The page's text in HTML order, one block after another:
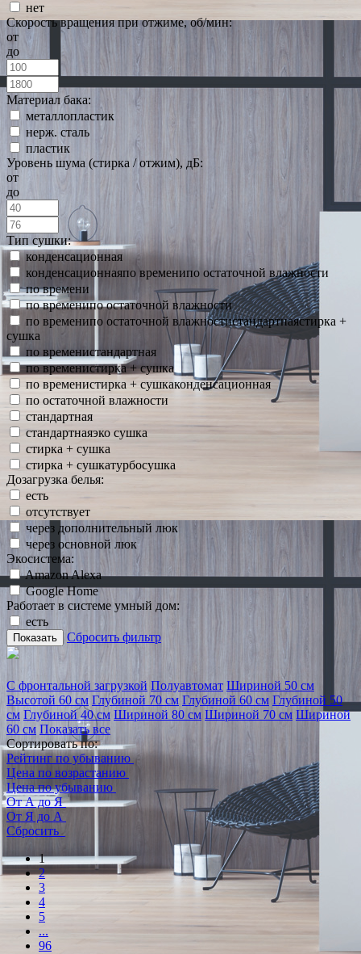
нет
Скорость вращения при отжиме, об/мин:
от
до
Материал бака:
металлопластик
нерж. сталь
пластик
Уровень шума (стирка / отжим), дБ:
от
до
Тип сушки:
конденсационная
конденсационнаяпо временипо остаточной влажности
по времени
по временипо остаточной влажности
по временипо остаточной влажностистандартнаястирка +
сушка
по временистандартная
по временистирка + сушка
по временистирка + сушкаконденсационная
по остаточной влажности
стандартная
стандартнаяэко сушка
стирка + сушка
стирка + сушкатурбосушка
Дозагрузка белья:
есть
отсутствует
через дополнительный люк
через основной люк
Экосистема:
Amazon Alexa
Google Home
Работает в системе умный дом:
есть
Показать Сбросить фильтр
С фронтальной загрузкой Полуавтомат Шириной 50 см
Высотой 60 см Глубиной 70 см Глубиной 60 см Глубиной 50
см Глубиной 40 см Шириной 80 см Шириной 70 см Шириной
60 см Показать все
Сортировать по:
Рейтинг по убыванию
Цена по возрастанию
Цена по убыванию
От А до Я
От Я до А
Сбросить
1
2
3
4
5
...
96